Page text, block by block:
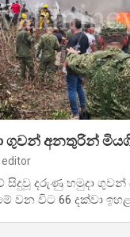
අනතුරින්
editor
දරුණු හමුදා ගුවන්
වන විට 66 දක්වා